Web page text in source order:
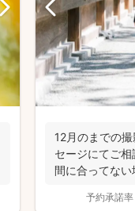
12月のまでの
セージにてご
間に合ってな
予約承諾率